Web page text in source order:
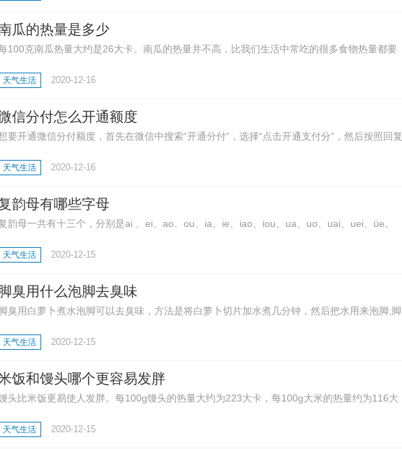
瓜的热量是多少
100克南瓜热量大约是26大卡。南瓜的热量并不高，比我们生活中常吃的很多食物热量都要
天气生活 2020-12-16
信分付怎么开通额度
要开通微信分付额度，首先在微信中搜索“开通分付”，选择“点击开通支付分”，然后按照回复
天气生活 2020-12-16
韵母有哪些字母
韵母一共有十三个，分别是ai 、ei、ao、ou、ia、ie、iao、iou、ua、uo、uai、uei、üe。
加，而是一种新的固定的音组，在口、耳里与单元韵有同感，应把它们作为一个个语音整
天气生活 2020-12-15
脚臭用什么泡脚去臭味
脚臭用白萝卜煮水泡脚可以去臭味，方法是将白萝卜切片加水煮几分钟，然后把水用来泡脚;脚
，连续泡脚数次，也能达到去除脚臭味的效果。
天气生活 2020-12-15
饭和馒头哪个更容易发胖
头比米饭更易使人发胖。每100g馒头的热量大约为223大卡，每100g大米的热量约为116大
天气生活 2020-12-15